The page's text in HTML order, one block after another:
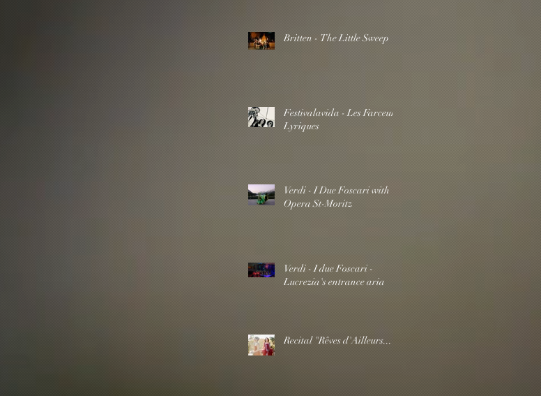
Britten - The Little Sweep
Festivalavida - Les Farceurs
Lyriques
Verdi - I Due Foscari with
Opera St-Moritz
Verdi - I due Foscari -
Lucrezia's entrance aria
Recital "Rêves d'Ailleurs..."